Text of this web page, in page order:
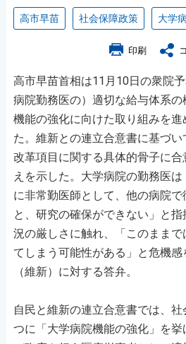
高市早苗 社会保障政策 大学
印刷
高市早苗首相は11月10日の衆院
病院勤務医の）適切な給与体系
機能の強化に向けた取り組みを
た。維新との連立合意書に基づ
改革項目に関する具体的骨子に
えを示した。大学病院の勤務医
に非常勤医師として、他の病院
と、研究の確保ができない」と
況の厳しさに触れ、「このまま
てしまう可能性がある」と危機
（維新）に対する答弁。
自民と維新の連立合意書では、
つに「大学病院機能の強化」を挙